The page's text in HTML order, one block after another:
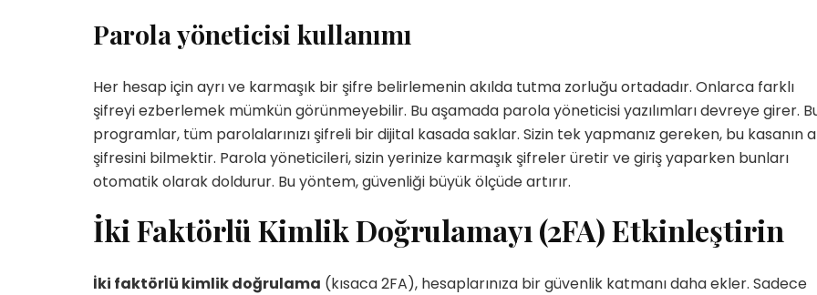
Parola yöneticisi kullanımı
Her hesap için ayrı ve karmaşık bir şifre belirlemenin akılda tutma zorluğu ortadadır. Onlarca farklı
şifreyi ezberlemek mümkün görünmeyebilir. Bu aşamada parola yöneticisi yazılımları devreye girer.
programlar, tüm parolalarınızı şifreli bir dijital kasada saklar. Sizin tek yapmanız gereken, bu kasanın
şifresini bilmektir. Parola yöneticileri, sizin yerinize karmaşık şifreler üretir ve giriş yaparken bunları
otomatik olarak doldurur. Bu yöntem, güvenliği büyük ölçüde artırır.
İki Faktörlü Kimlik Doğrulamayı (2FA) Etkinleştirin
İki faktörlü kimlik doğrulama (kısaca 2FA), hesaplarınıza bir güvenlik katmanı daha ekler. Sadece